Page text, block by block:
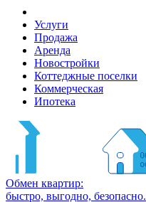
Услуги
Продажа
Аренда
Новостройки
Коттеджные поселки
Коммерческая
Ипотека
Обмен квартир:
быстро, выгодно, безопасно.